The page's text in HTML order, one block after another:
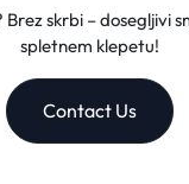
skrbi – dosegljivi
spletnem klepetu!
Contact Us